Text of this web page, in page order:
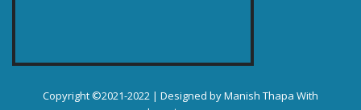
Copyright ©2021-2022 | Designed byManish Thapa With